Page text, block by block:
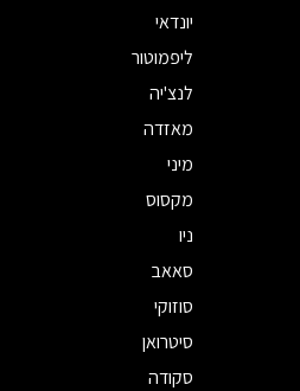
יונדאי
ליפמוטור
לנצ'יה
מאזדה
מיני
מקסוס
ניו
סאאב
סוזוקי
סיטרואן
סקודה